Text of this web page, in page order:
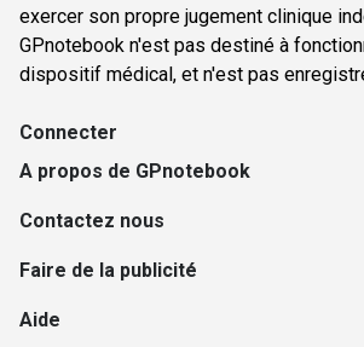
exercer son propre jugement clinique
GPnotebook n'est pas destiné à
dispositif médical, et n'est pas
Connecter
A propos de GPnotebook
Contactez nous
Faire de la publicité
Aide